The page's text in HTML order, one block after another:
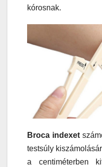
kórosnak.
Broca indexet
testsúly
a centiméterben